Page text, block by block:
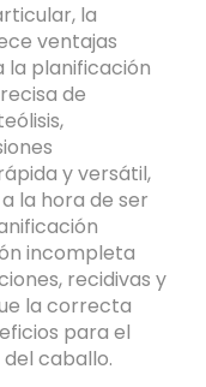
la
ventajas
planificación
de
y versátil,
la hora de ser
incompleta
recidivas y
la correcta
para el
caballo.